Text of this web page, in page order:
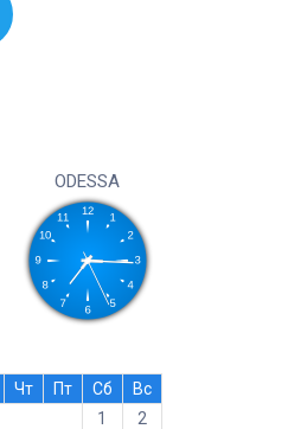
ODESSA
Чт Пт Сб
Вс
1
2